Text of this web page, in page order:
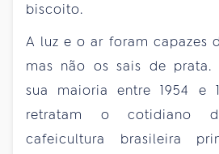
biscoito.
A luz e o ar foram capazes
mas não os sais de prata.
sua maioria entre 1954 e
retratam o cotidiano
cafeicultura brasileira